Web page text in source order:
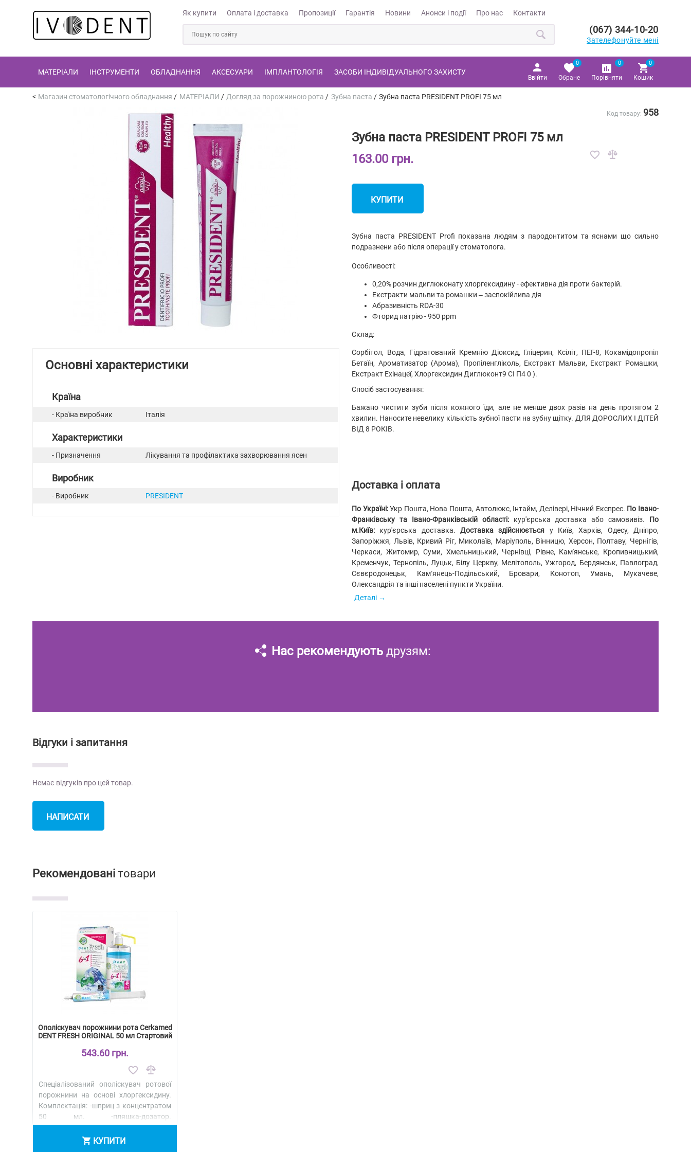
Як купити Оплата і доставка Пропозиції Гарантія Новини Анонси і події Про нас Контакти
(067) 344-10-20
Зателефонуйте мені
МАТЕРІАЛИ ІНСТРУМЕНТИ ОБЛАДНАННЯ АКСЕСУАРИ ІМПЛАНТОЛОГІЯ ЗАСОБИ ІНДИВІДУАЛЬНОГО ЗАХИСТУ
Ввійти Обране
0
Порівняти
0
Кошик
0
Магазин стоматологічного обладнання / МАТЕРІАЛИ / Догляд за порожниною рота / Зубна паста / Зубна паста PRESIDENT PROFI 75 мл
Основні характеристики
Країна
- Країна виробник Італія
Характеристики
- Призначення Лікування та профілактика захворювання ясен
Виробник
- Виробник PRESIDENT
Код товару: 958
Зубна паста PRESIDENT PROFI 75 мл
163.00 грн.
КУПИТИ
Зубна паста PRESIDENT Profi показана людям з пародонтитом та яснами що сильно
подразнени або після операції у стоматолога.
Особливості:
0,20% розчин диглюконату хлоргексидину - ефективна дія проти бактерій.
Екстракти мальви та ромашки – заспокійлива дія
Абразивність RDA-30
Фторид натрію - 950 ppm
Cклад:
Сорбітол, Вода, Гідратований Кремнію Діоксид, Гліцерин, Ксіліт, ПЕГ-8, Кокамідопропіл
Бетаїн, Ароматизатор (Арома), Пропіленгліколь, Екстракт Мальви, Екстракт Ромашки,
Екстракт Ехінацеї, Хлоргексидин Диглюконт9 CI П4 0 ).
Спосіб застосування:
Бажано чистити зуби після кожного їди, але не менше двох разів на день протягом 2
хвилин. Наносите невелику кількість зубної пасти на зубну щітку. ДЛЯ ДОРОСЛИХ І ДІТЕЙ
ВІД 8 РОКІВ.
Доставка і оплата
По Україні:Укр Пошта, Нова Пошта, Автолюкс, Інтайм, Делівері, Нічний Експрес. По Івано-
Франківську та Івано-Франківській області:кур'єрська доставка або самовивіз. По
м.Київ: кур'єрська доставка.Доставка здійснюється у Київ, Харків, Одесу, Дніпро,
Запоріжжя, Львів, Кривий Ріг, Миколаїв, Маріуполь, Вінницю, Херсон, Полтаву, Чернігів,
Черкаси, Житомир, Суми, Хмельницький, Чернівці, Рівне, Кам'янське, Кропивницький,
Кременчук, Тернопіль, Луцьк, Білу Церкву, Мелітополь, Ужгород, Бердянськ, Павлоград,
Сєвєродонецьк, Кам’янець-Подільський, Бровари, Конотоп, Умань, Мукачеве,
Олександрія та інші населені пункти України.
Деталі
Нас рекомендують друзям:
Відгуки і запитання
Немає відгуків про цей товар.
НАПИСАТИ
Рекомендовані товари
Ополіскувач порожнини рота Cerkamed
DENT FRESH ORIGINAL 50 мл Стартовий
543.60 грн.
Спеціалізований ополіскувач ротової
порожнини на основі хлоргексидину.
Комплектація: -шприц з концентратом
50 мл. -пляшка-дозатор.
Склад: alcohol, aqua, polysorbate 20,..
КУПИТИ